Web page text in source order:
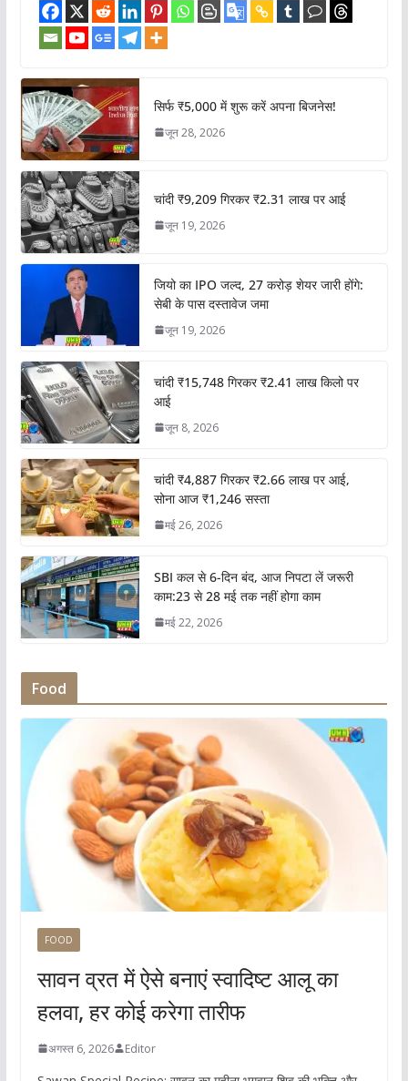
सिर्फ ₹5,000 में शुरू करें अपना बिजनेस!
जून 28, 2026
चांदी ₹9,209 गिरकर ₹2.31 लाख पर आई
जून 19, 2026
जियो का IPO जल्द, 27 करोड़ शेयर जारी होंगे:
सेबी के पास दस्तावेज जमा
जून 19, 2026
चांदी ₹15,748 गिरकर ₹2.41 लाख किलो पर
आई
जून 8, 2026
चांदी ₹4,887 गिरकर ₹2.66 लाख पर आई,
सोना आज ₹1,246 सस्ता
मई 26, 2026
SBI कल से 6-दिन बंद, आज निपटा लें जरूरी
काम:23 से 28 मई तक नहीं होगा काम
मई 22, 2026
Food
FOOD
सावन व्रत में ऐसे बनाएं स्वादिष्ट आलू का
हलवा, हर कोई करेगा तारीफ
अगस्त 6, 2026 Editor